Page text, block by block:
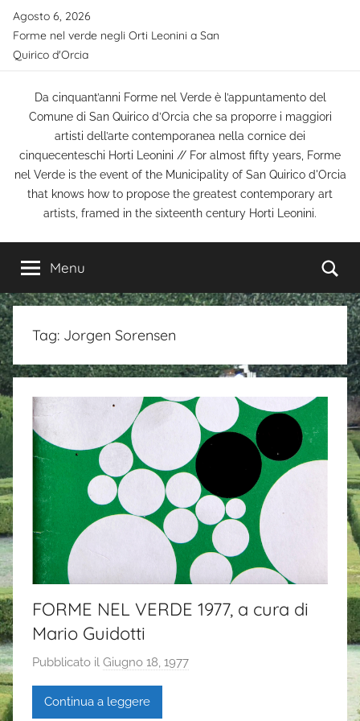
Salta
contenuto
Agosto 6, 2026
Forme nel verde negli Orti Leonini a San
Quirico d'Orcia
Da cinquant’anni Forme nel Verde è l’appuntamento del
Comune di San Quirico d’Orcia che sa proporre i maggiori
artisti dell’arte contemporanea nella cornice dei
cinquecenteschi Horti Leonini // For almost fifty years, Forme
nel Verde is the event of the Municipality of San Quirico d'Orcia
that knows how to propose the greatest contemporary art
artists, framed in the sixteenth century Horti Leonini.
Menu
Tag: Jorgen Sorensen
FORME NEL VERDE 1977, a cura di
Mario Guidotti
Pubblicato il Giugno 18, 1977
Continua a leggere